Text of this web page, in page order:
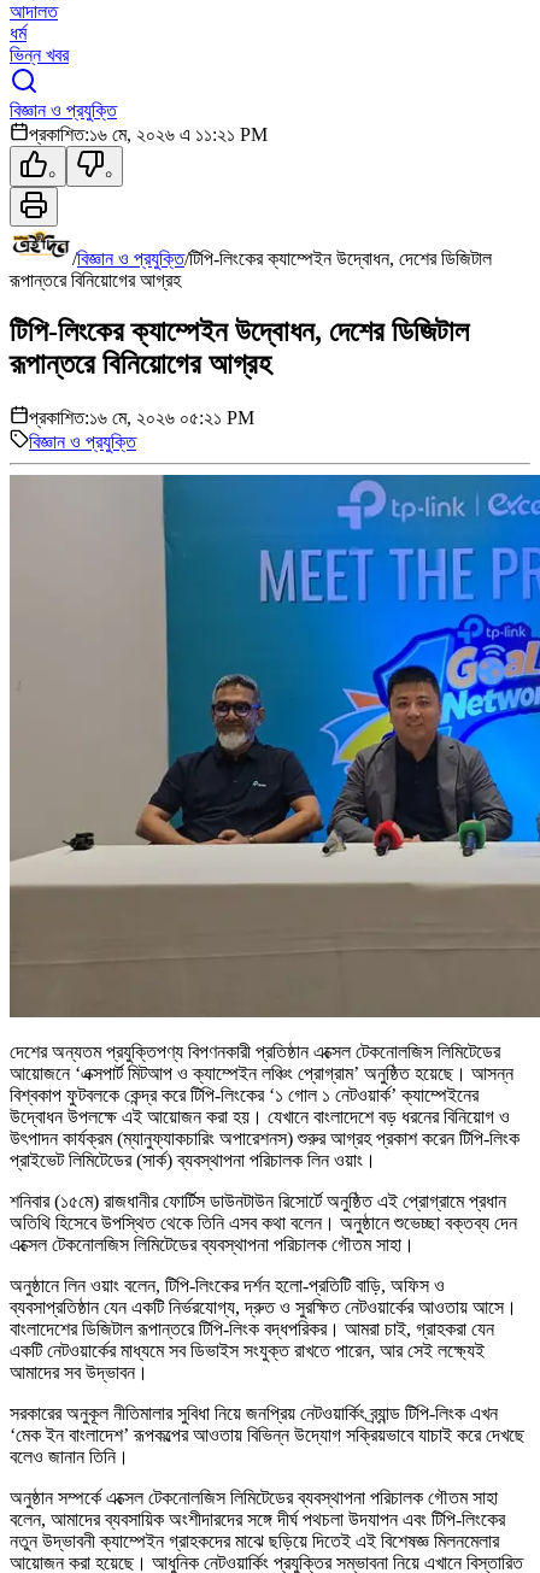
আদালত
ধর্ম
ভিন্ন খবর
বিজ্ঞান ও প্রযুক্তি
প্রকাশিত:১৬ মে, ২০২৬ এ ১১:২১ PM
০ ০
/বিজ্ঞান ও প্রযুক্তি/টিপি-লিংকের ক্যাম্পেইন উদ্বোধন, দেশের ডিজিটাল
রূপান্তরে বিনিয়োগের আগ্রহ
টিপি-লিংকের ক্যাম্পেইন উদ্বোধন, দেশের ডিজিটাল
রূপান্তরে বিনিয়োগের আগ্রহ
প্রকাশিত:১৬ মে, ২০২৬ ০৫:২১ PM
বিজ্ঞান ও প্রযুক্তি
দেশের অন্যতম প্রযুক্তিপণ্য বিপণনকারী প্রতিষ্ঠান এক্সেল টেকনোলজিস লিমিটেডের
আয়োজনে ‘এক্সপার্ট মিটআপ ও ক্যাম্পেইন লঞ্চিং প্রোগ্রাম’ অনুষ্ঠিত হয়েছে। আসন্ন
বিশ্বকাপ ফুটবলকে কেন্দ্র করে টিপি-লিংকের ‘১ গোল ১ নেটওয়ার্ক’ ক্যাম্পেইনের
উদ্বোধন উপলক্ষে এই আয়োজন করা হয়। যেখানে বাংলাদেশে বড় ধরনের বিনিয়োগ ও
উৎপাদন কার্যক্রম (ম্যানুফ্যাকচারিং অপারেশনস) শুরুর আগ্রহ প্রকাশ করেন টিপি-লিংক
প্রাইভেট লিমিটেডের (সার্ক) ব্যবস্থাপনা পরিচালক লিন ওয়াং।
শনিবার (১৫মে) রাজধানীর ফোর্টিস ডাউনটাউন রিসোর্টে অনুষ্ঠিত এই প্রোগ্রামে প্রধান
অতিথি হিসেবে উপস্থিত থেকে তিনি এসব কথা বলেন। অনুষ্ঠানে শুভেচ্ছা বক্তব্য দেন
এক্সেল টেকনোলজিস লিমিটেডের ব্যবস্থাপনা পরিচালক গৌতম সাহা।
অনুষ্ঠানে লিন ওয়াং বলেন, টিপি-লিংকের দর্শন হলো-প্রতিটি বাড়ি, অফিস ও
ব্যবসাপ্রতিষ্ঠান যেন একটি নির্ভরযোগ্য, দ্রুত ও সুরক্ষিত নেটওয়ার্কের আওতায় আসে।
বাংলাদেশের ডিজিটাল রূপান্তরে টিপি-লিংক বদ্ধপরিকর। আমরা চাই, গ্রাহকরা যেন
একটি নেটওয়ার্কের মাধ্যমে সব ডিভাইস সংযুক্ত রাখতে পারেন, আর সেই লক্ষ্যেই
আমাদের সব উদ্ভাবন।
সরকারের অনুকূল নীতিমালার সুবিধা নিয়ে জনপ্রিয় নেটওয়ার্কিং ব্র্যান্ড টিপি-লিংক এখন
‘মেক ইন বাংলাদেশ’ রূপকল্পের আওতায় বিভিন্ন উদ্যোগ সক্রিয়ভাবে যাচাই করে দেখছে
বলেও জানান তিনি।
অনুষ্ঠান সম্পর্কে এক্সেল টেকনোলজিস লিমিটেডের ব্যবস্থাপনা পরিচালক গৌতম সাহা
বলেন, আমাদের ব্যবসায়িক অংশীদারদের সঙ্গে দীর্ঘ পথচলা উদযাপন এবং টিপি-লিংকের
নতুন উদ্ভাবনী ক্যাম্পেইন গ্রাহকদের মাঝে ছড়িয়ে দিতেই এই বিশেষজ্ঞ মিলনমেলার
আয়োজন করা হয়েছে। আধুনিক নেটওয়ার্কিং প্রযুক্তির সম্ভাবনা নিয়ে এখানে বিস্তারিত